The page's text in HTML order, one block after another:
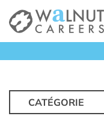
CATÉGORIE